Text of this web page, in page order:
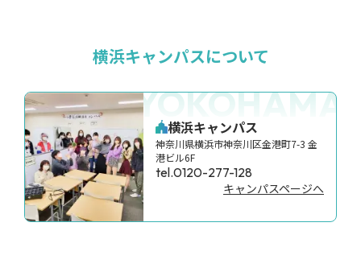
横浜キャンパスについて
YOKOHAMA
横浜キャンパス
神奈川県横浜市神奈川区金港町7-3 金
港ビル6F
tel.0120-277-128
キャンパスページへ